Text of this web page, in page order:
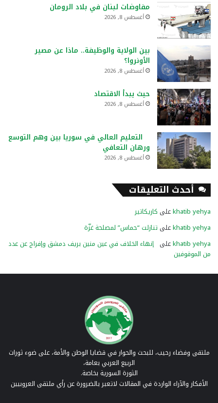
مفاوضات لبنان في بلاد الرومان
أغسطس 8, 2026
بين الولاية والوظيفة.. ماذا عن مصير
الأونروا؟
أغسطس 8, 2026
حيث يبدأ الاقتصاد
أغسطس 8, 2026
التعليم العالي في سوريا بين وهم التوسع
ورهان التعافي
أغسطس 8, 2026
أحدث التعليقات
khatib yehyaعلى كاريكاتير
khatib yehyaعلى تنازلت “حماس” لمصلحة غزّة
khatib yehyaعلى إنهاء الخلاف في عين منين بريف دمشق وإفراج عن عدد
من الموقوفين
ملتقى وفضاء رحيب، للبحث والحوار في قضايا الوطن والأمة، على ضوء ثورات
الربيع العربي بعامة،
الثورة السورية بخاصة.
الأفكار والآراء الواردة في المقالات لاتعبر بالضرورة عن رأي ملتقى العروبيين